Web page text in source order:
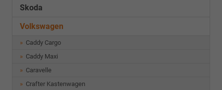
Skoda
Volkswagen
Caddy Cargo
Caddy Maxi
Caravelle
Crafter Kastenwagen